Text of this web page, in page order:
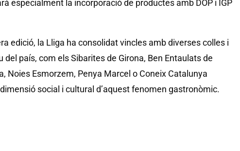
especialment la incorporació de productes amb DOP i IGP
edició, la Lliga ha consolidat vincles amb diverses colles i
del país, com els Sibarites de Girona, Ben Entaulats de
Noies Esmorzem, Penya Marcel o Coneix Catalunya
social i cultural d’aquest fenomen gastronòmic.